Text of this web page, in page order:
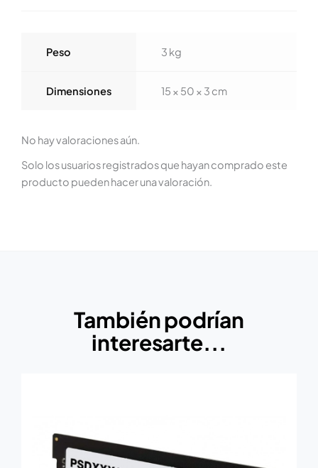
Peso 3 kg
Dimensiones 15 × 50 × 3 cm
No hay valoraciones aún.
Solo los usuarios registrados que hayan comprado este
producto pueden hacer una valoración.
También podrían
interesarte...